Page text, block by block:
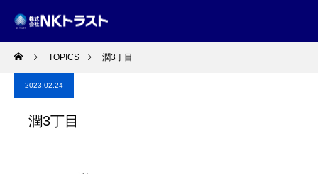
TOPICS 潤3丁目
2023.02.24
潤3丁目